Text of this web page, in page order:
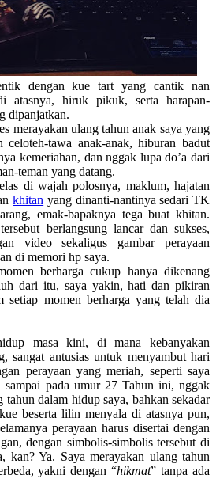
dengan kue tart yang cantik nan
atasnya, hiruk pikuk, serta harapan-
dipanjatkan.
merayakan ulang tahun anak saya yang
tawa anak-anak, hiburan badut
kemeriahan, dan nggak lupa do’a dari
teman yang datang.
di wajah polosnya, maklum, hajatan
khitan yang dinanti-nantinya sedari TK
emak-bapaknya tega buat khitan.
berlangsung lancar dan sukses,
video sekaligus gambar perayaan
di memori hp saya.
berharga cukup hanya dikenang
dari itu, saya yakin, hati dan pikiran
setiap momen berharga yang telah dia
masa kini, di mana kebanyakan
sangat antusias untuk menyambut hari
perayaan yang meriah, seperti saya
sampai pada umur 27 Tahun ini, nggak
tahun dalam hidup saya, bahkan sekadar
beserta lilin menyala di atasnya pun,
perayaan harus disertai dengan
dengan simbolis-simbolis tersebut di
kan? Ya. Saya merayakan ulang tahun
yakni dengan “hikmat” tanpa ada